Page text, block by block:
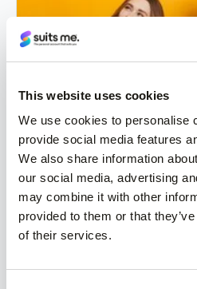
This website uses cookies
We use cookies to personalise
provide social media features
We also share information
our social media, advertising
may combine it with other
provided to them or that
of their services.
Настройка и
директни
Прочетете